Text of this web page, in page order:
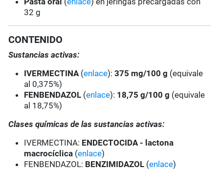
32 g
CONTENIDO
Sustancias activas:
IVERMECTINA (enlace):375 mg/100 g (equivale
al 0,375%)
FENBENDAZOL (enlace): 18,75 g/100 g (equivale
al 18,75%)
Clases químicas de las sustancias activas:
IVERMECTINA: ENDECTOCIDA - lactona
macrocíclica (enlace)
FENBENDAZOL: BENZIMIDAZOL (enlace)